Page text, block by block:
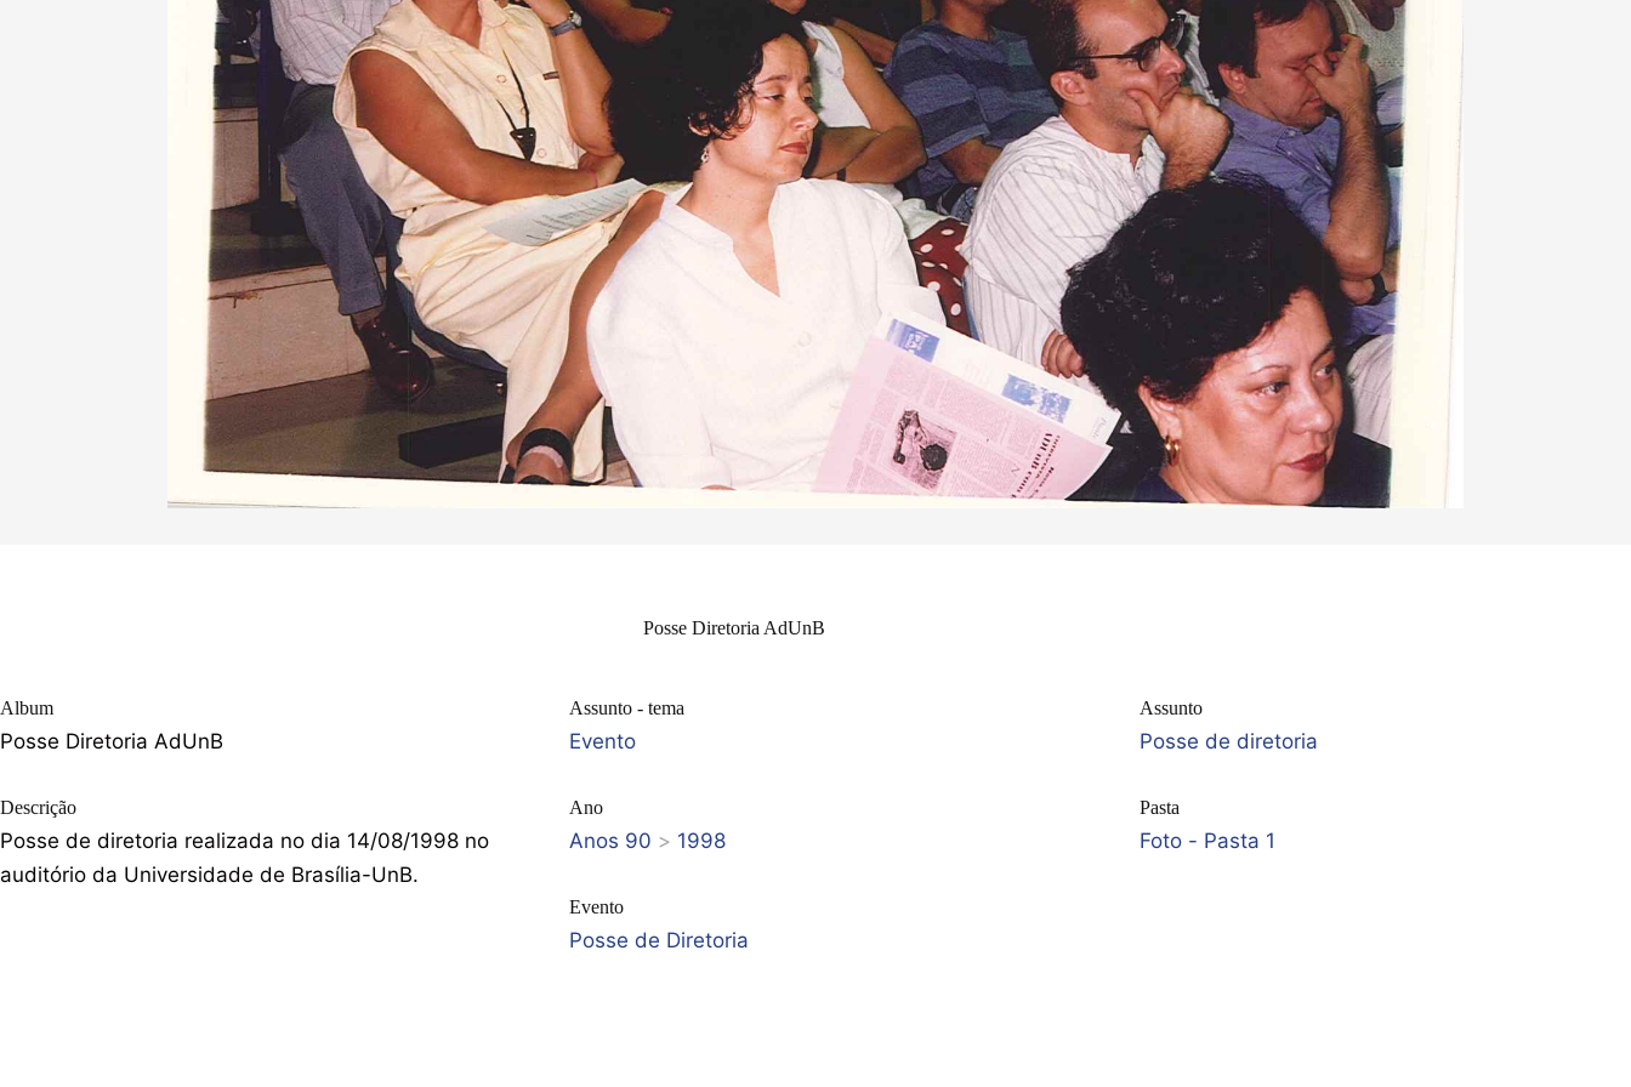
Posse Diretoria AdUnB
Album
Posse Diretoria AdUnB
Descrição
Posse de diretoria realizada no dia 14/08/1998 no
auditório da Universidade de Brasília-UnB.
Assunto - tema
Evento
Ano
Anos 90 > 1998
Evento
Posse de Diretoria
Assunto
Posse de diretoria
Pasta
Foto - Pasta 1